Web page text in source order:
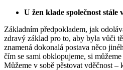
U žen klade společnost
Základním předpokladem, jak
zdravý základ pro to, aby byla vůči
znamená dokonalá postava něco
čím se sami obklopujeme, si
Můžeme v sobě pěstovat vděčnost